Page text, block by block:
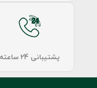
پشتیبانی 24 ساعته